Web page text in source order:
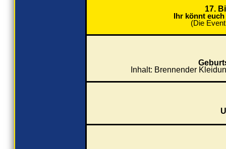
17.
Ihr könnt
(Die
Inhalt: Brennender